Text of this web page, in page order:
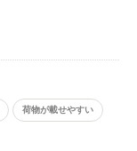
荷物が載せやすい